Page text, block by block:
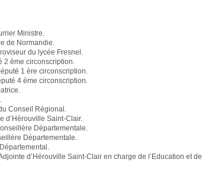
Ministre.
de Normandie.
du lycée Fresnel.
2 ème circonscription.
1 ère circonscription.
4 ème circonscription.
Conseil Régional.
d’Hérouville Saint-Clair.
Départementale.
Départementale.
d’Hérouville Saint-Clair en charge de l’Education et de